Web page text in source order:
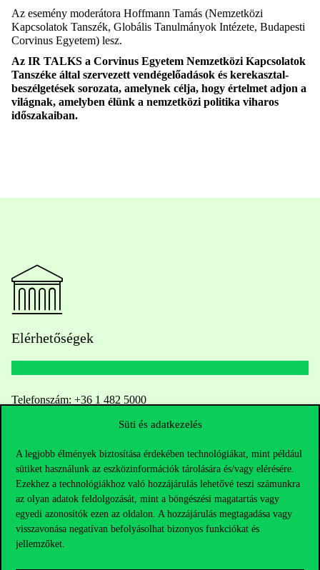
Süti és adatkezelés
A legjobb élmények biztosítása érdekében technológiákat, mint például
sütiket használunk az eszközinformációk tárolására és/vagy elérésére.
Ezekhez a technológiákhoz való hozzájárulás lehetővé teszi számunkra
az olyan adatok feldolgozását, mint a böngészési magatartás vagy
egyedi azonosítók ezen az oldalon. A hozzájárulás megtagadása vagy
visszavonása negatívan befolyásolhat bizonyos funkciókat és
jellemzőket.
Az esemény moderátora Hoffmann Tamás (Nemzetközi
Kapcsolatok Tanszék, Globális Tanulmányok Intézete, Budapesti
Corvinus Egyetem) lesz.
Az IR TALKS a Corvinus Egyetem Nemzetközi Kapcsolatok
Tanszéke által szervezett vendégelőadások és kerekasztal-
beszélgetések sorozata, amelynek célja, hogy értelmet adjon a
világnak, amelyben élünk a nemzetközi politika viharos
időszakaiban.
Elérhetőségek
Telefonszám: +36 1 482 5000
Oktatói elérhetőségek
HUB jelenlegi hallgatóinknak
Sajtó: press@uni-corvinus.hu